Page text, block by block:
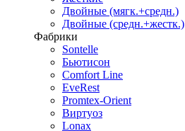
Двойные (мягк.+средн.)
Двойные (средн.+жестк.)
Фабрики
Sontelle
Бьютисон
Comfort Line
EveRest
Promtex-Orient
Виртуоз
Lonax